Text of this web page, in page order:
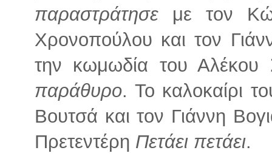
παραστράτησε με τον
Χρονοπούλου και τον
την κωμωδία του Αλέκου
παράθυρο. Το καλοκαίρι
Βουτσά και τον Γιάννη
Πρετεντέρη Πετάει πετάει.